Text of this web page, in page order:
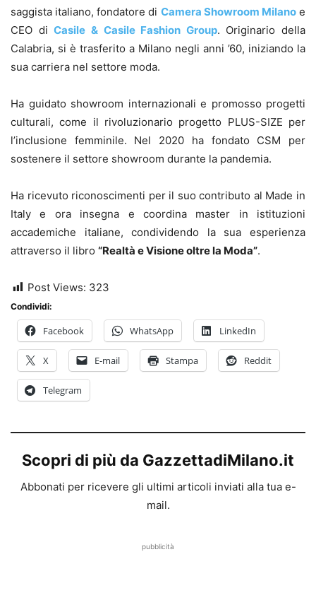
saggista italiano, fondatore di Camera Showroom Milanoe
CEO diCasile & Casile Fashion Group. Originario della
Calabria, si è trasferito a Milano negli anni ’60, iniziando la
sua carriera nel settore moda.
Ha guidato showroom internazionali e promosso progetti
culturali, come il rivoluzionario progetto PLUS-SIZE per
l’inclusione femminile. Nel 2020 ha fondato CSM per
sostenere il settore showroom durante la pandemia.
Ha ricevuto riconoscimenti per il suo contributo al Made in
Italy e ora insegna e coordina master in istituzioni
accademiche italiane, condividendo la sua esperienza
attraverso il libro “Realtà e Visione oltre la Moda”.
Post Views: 323
Condividi:
Facebook WhatsApp LinkedIn
X E-mail Stampa Reddit
Telegram
Scopri di più da GazzettadiMilano.it
Abbonati per ricevere gli ultimi articoli inviati alla tua e-
mail.
pubblicità